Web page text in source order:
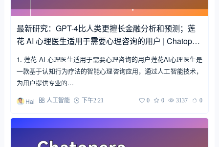
最新研究：GPT-4比人类更擅长金融分析和预测；莲
花 AI 心理医生适用于需要心理咨询的用户 | Chatoper
a 行业快讯
1. 莲花 AI 心理医生适用于需要心理咨询的用户莲花AI心理医生是
一款基于认知行为疗法的智能心理咨询应用，通过人工智能技术，
为用户提供专业的…
Hai 人工智能 下午2:21 0 0 3137 0